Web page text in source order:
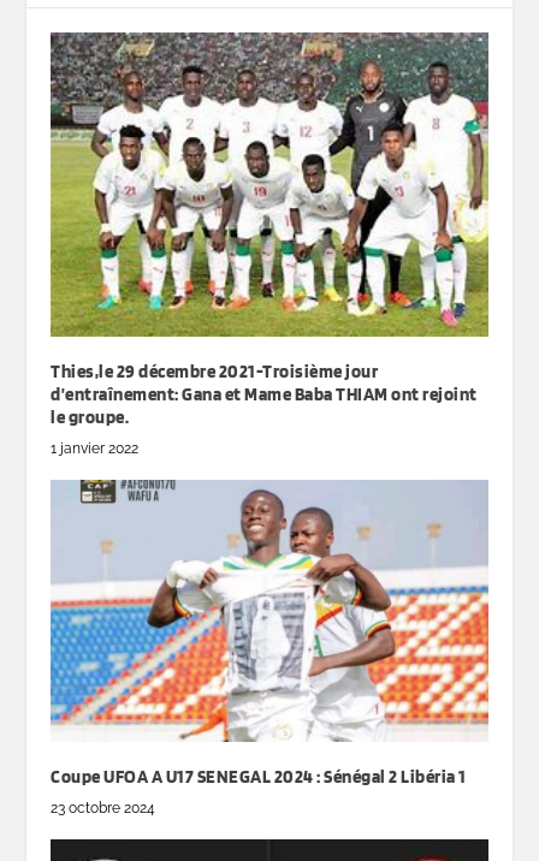
Thies,le 29 décembre 2021-Troisième jour
d’entraînement: Gana et Mame Baba THIAM ont rejoint
le groupe.
1 janvier 2022
Coupe UFOA A U17 SENEGAL 2024 : Sénégal 2 Libéria 1
23 octobre 2024